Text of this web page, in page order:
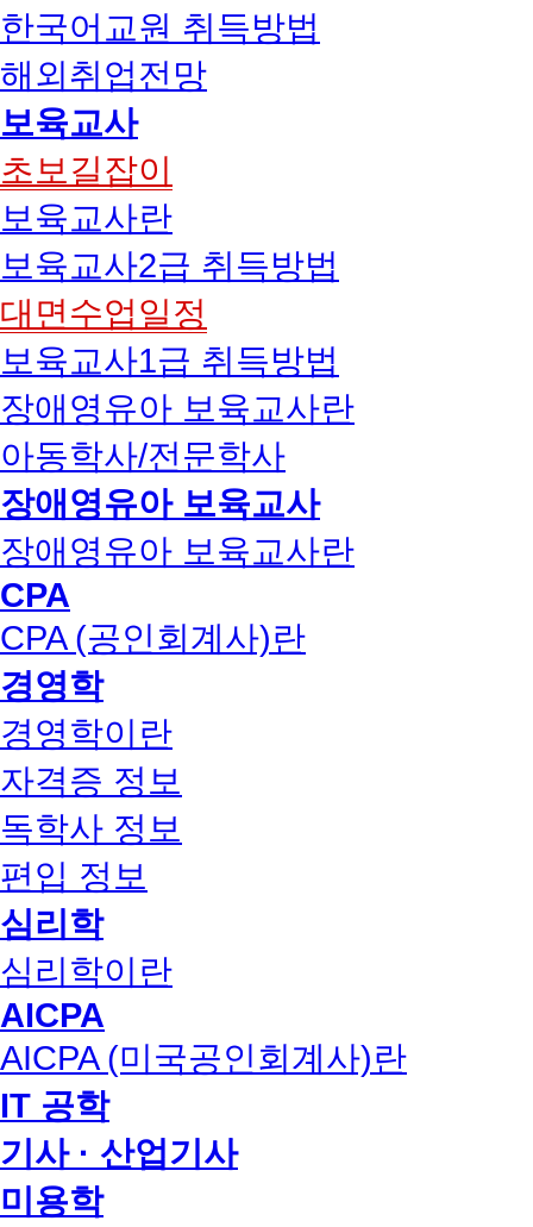
한국어교원 취득방법
해외취업전망
보육교사
초보길잡이
보육교사란
보육교사2급 취득방법
대면수업일정
보육교사1급 취득방법
장애영유아 보육교사란
아동학사/전문학사
장애영유아 보육교사
장애영유아 보육교사란
CPA
CPA (공인회계사)란
경영학
경영학이란
자격증 정보
독학사 정보
편입 정보
심리학
심리학이란
AICPA
AICPA (미국공인회계사)란
IT 공학
기사 · 산업기사
미용학